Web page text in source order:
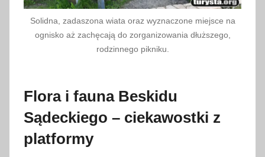
Solidna, zadaszona wiata oraz wyznaczone miejsce na
ognisko aż zachęcają do zorganizowania dłuższego,
rodzinnego pikniku.
Flora i fauna Beskidu
Sądeckiego – ciekawostki z
platformy